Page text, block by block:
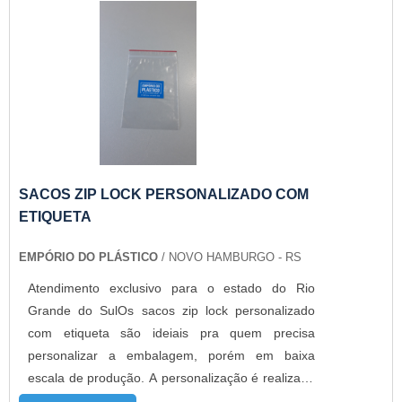
sem danificar o material.A MELHOR EMPRESA
DE SACO DE PP IMPRESSO ABA ADESIVAA
Empório do Plástico passou a contratar a
produção com fábricas ainda mais modernas e
sacos a pronta entrega e venda fracionada, até
em pequenas quantidades. Para saber mais
informações, basta solicitar um orçamento..
SACOS ZIP LOCK PERSONALIZADO COM
ETIQUETA
EMPÓRIO DO PLÁSTICO / NOVO HAMBURGO - RS
Atendimento exclusivo para o estado do Rio
Grande do SulOs sacos zip lock personalizado
com etiqueta são ideiais pra quem precisa
personalizar a embalagem, porém em baixa
escala de produção. A personalização é realizada